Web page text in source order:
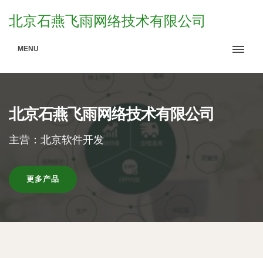
北京石燕飞雨网络技术有限公司
MENU
北京石燕飞雨网络技术有限公司
主营：北京软件开发
更多产品